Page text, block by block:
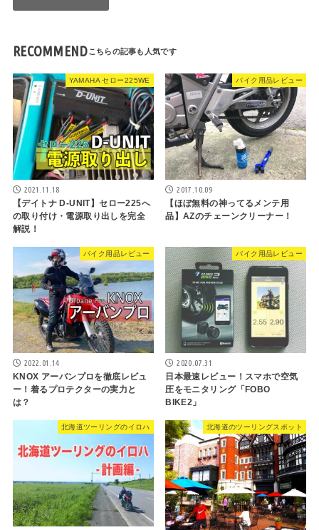
RECOMMEND
YAMAHA セロー225WE
2021.11.18
【デイトナ D-UNIT】セロー225へ
の取り付け・電源取り出しを完全
解説！
バイク用品レビュー
2017.10.09
【ほぼ無料の神ってるメンテ用
品】AZのチェーンクリーナー！
バイク用品レビュー
2022.01.14
KNOX アーバンプロを徹底レビュ
ー！着るプロテクターの実力と
は？
バイク用品レビュー
2020.07.31
日本最速レビュー！スマホで空気
圧をモニタリング「FOBO
BIKE2」
北海道ツーリングのイロハ 北海道のツーリングスポット